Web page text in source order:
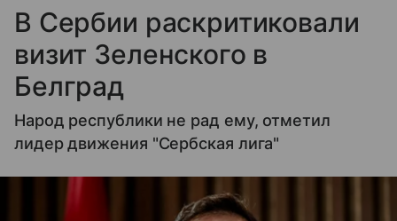
В Сербии раскритиковали
визит Зеленского в
Белград
Народ республики не рад ему, отметил
лидер движения "Сербская лига"